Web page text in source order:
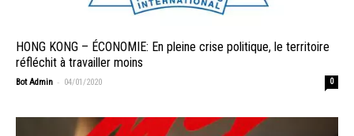
HONG KONG – ÉCONOMIE: En pleine crise politique, le territoire
réfléchit à travailler moins
Bot Admin - 04/01/2020 0